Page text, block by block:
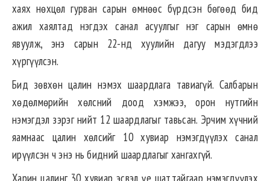
хаях нөхцөл гурван сарын өмнөөс бүрдсэн бөгөөд бид
ажил хаялтад нэгдэх санал асуулгыг нэг сарын өмнө
явуулж, энэ сарын 22-нд хуулийн дагуу мэдэгдлээ
хүргүүлсэн.
Бид зөвхөн цалин нэмэх шаардлага тавиагүй. Салбарын
хөдөлмөрийн хөлсний доод хэмжээ, орон нутгийн
нэмэгдэл зэрэг нийт 12 шаардлагыг тавьсан. Эрчим хүчний
яамнаас цалин хөлсийг 10 хувиар нэмэгдүүлэх санал
ирүүлсэн ч энэ нь бидний шаардлагыг хангахгүй.
Харин цалинг 30 хувиар эсвэл үе шаттайгаар нэмэгдүүлэх